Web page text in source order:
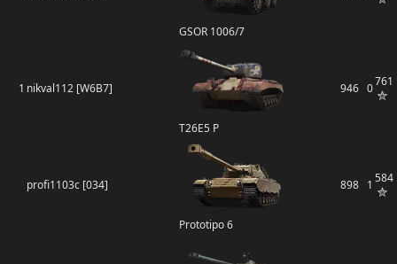
GSOR 1006/7
1 nikval112 [W6B7]
T26E5 P
946 0761
profi1103c [034]
Prototipo 6
898 1 584